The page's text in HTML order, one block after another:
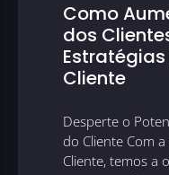
Como
dos
Cliente
Desperte o
do Cliente Com
Cliente, temos a